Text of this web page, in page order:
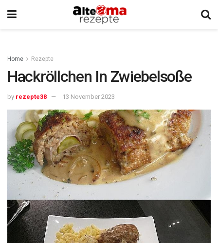
Home Rezepte
Hackröllchen In Zwiebelsoße
by rezepte38 13 November 2023